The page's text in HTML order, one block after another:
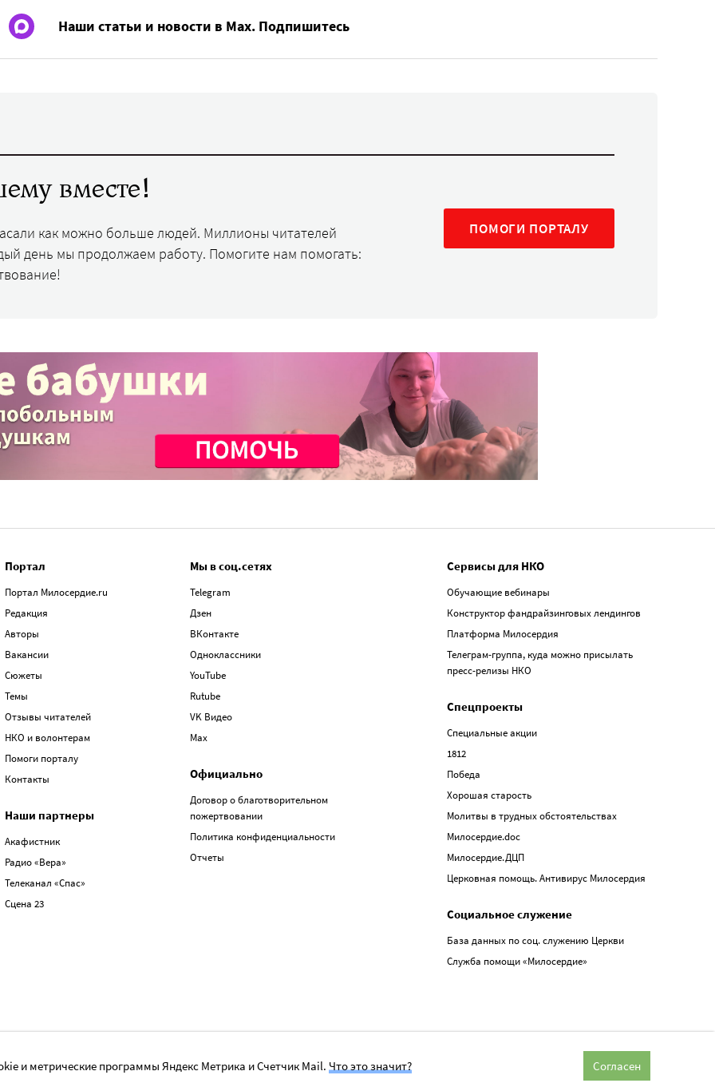
Наши статьи и новости в Max. Подпишитесь
вместе!
как можно больше людей. Миллионы читателей
день мы продолжаем работу. Помогите нам помогать:
ПОМОГИ ПОРТАЛУ
Портал
Портал Милосердие.ru
Редакция
Авторы
Вакансии
Сюжеты
Темы
Отзывы читателей
НКО и волонтерам
Помоги порталу
Контакты
Наши партнеры
Акафистник
Радио «Вера»
Телеканал «Спас»
Сцена 23
Мы в соц.сетях
Telegram
Дзен
ВКонтакте
Одноклассники
YouTube
Rutube
VK Видео
Max
Официально
Договор о благотворительном
пожертвовании
Политика конфиденциальности
Отчеты
Сервисы для НКО
Обучающие вебинары
Конструктор фандрайзинговых лендингов
Платформа Милосердия
Телеграм-группа, куда можно присылать
пресс-релизы НКО
Спецпроекты
Специальные акции
1812
Победа
Хорошая старость
Молитвы в трудных обстоятельствах
Милосердие.doc
Милосердие.ДЦП
Церковная помощь. Антивирус Милосердия
Социальное служение
База данных по соц. служению Церкви
Служба помощи «Милосердие»
и метрические программы Яндекс Метрика и Счетчик Mail.Что это значит? Согласен